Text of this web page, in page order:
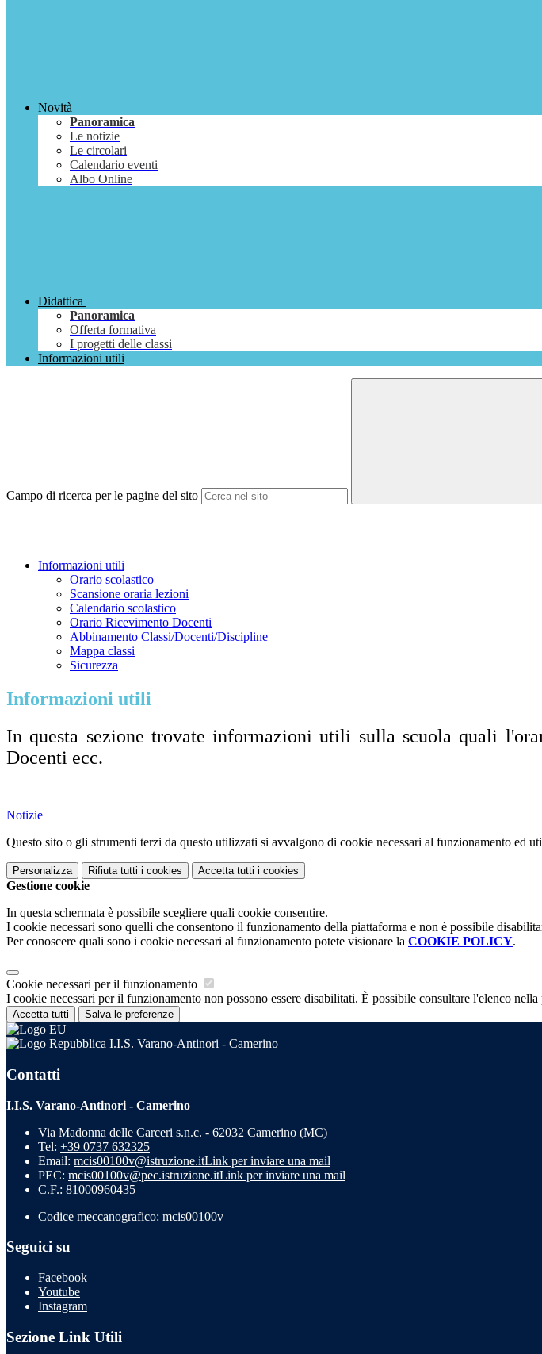
Novità
Panoramica
Le notizie
Le circolari
Calendario eventi
Albo Online
Didattica
Panoramica
Offerta formativa
I progetti delle classi
Informazioni utili
Campo di ricerca per le pagine del sito
Informazioni utili
Orario scolastico
Scansione oraria lezioni
Calendario scolastico
Orario Ricevimento Docenti
Abbinamento Classi/Docenti/Discipline
Mappa classi
Sicurezza
Informazioni utili
In questa sezione trovate informazioni utili sulla scuola quali
Docenti ecc.
Notizie
Questo sito o gli strumenti terzi da questo utilizzati si avvalgono di cookie necessari al funzionamento ed
Personalizza Rifiuta tutti i cookies Accetta tutti i cookies
Gestione cookie
In questa schermata è possibile scegliere quali cookie consentire.
I cookie necessari sono quelli che consentono il funzionamento della piattaforma e non è possibile
Per conoscere quali sono i cookie necessari al funzionamento potete visionare la COOKIE POLICY.
Cookie necessari per il funzionamento
I cookie necessari per il funzionamento non possono essere disabilitati. È possibile consultare l'elenco
Accetta tutti Salva le preferenze
I.I.S. Varano-Antinori - Camerino
Contatti
I.I.S. Varano-Antinori - Camerino
Via Madonna delle Carceri s.n.c. - 62032 Camerino (MC)
Tel: +39 0737 632325
Email: mcis00100v@istruzione.itLink per inviare una mail
PEC: mcis00100v@pec.istruzione.itLink per inviare una mail
C.F.: 81000960435
Codice meccanografico: mcis00100v
Seguici su
Facebook
Youtube
Instagram
Sezione Link Utili